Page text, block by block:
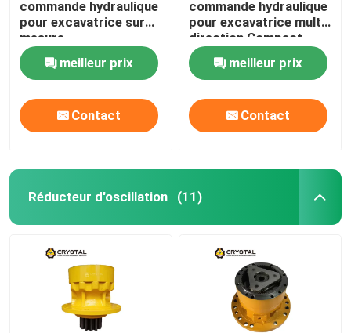
commande hydraulique
pour excavatrice sur
mesure
meilleur prix
Contact
commande hydraulique
pour excavatrice multi-
direction Compact
SGS
meilleur prix
Contact
Réducteur d'oscillation (11)